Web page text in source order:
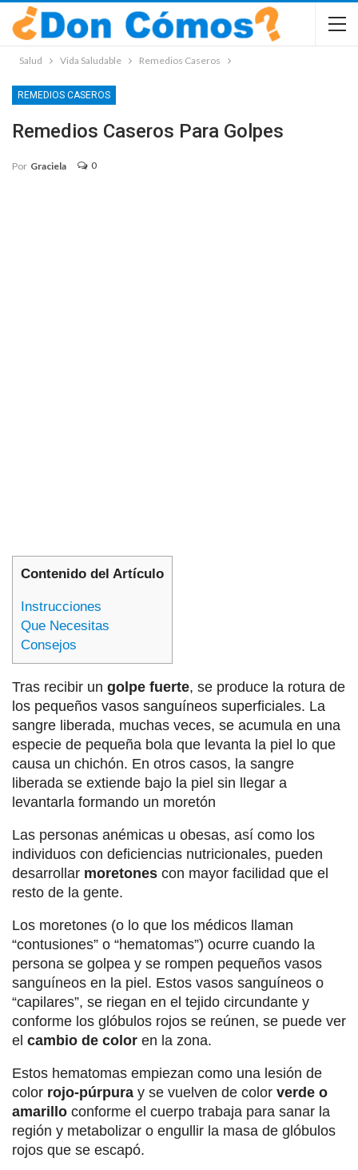
Salud Vida Saludable Remedios Caseros
REMEDIOS CASEROS
Remedios Caseros Para Golpes
Por Graciela 0
Contenido del Artículo
Instrucciones
Que Necesitas
Consejos
Tras recibir un golpe fuerte, se produce la rotura de
los pequeños vasos sanguíneos superficiales. La
sangre liberada, muchas veces, se acumula en una
especie de pequeña bola que levanta la piel lo que
causa un chichón. En otros casos, la sangre
liberada se extiende bajo la piel sin llegar a
levantarla formando un moretón
Las personas anémicas u obesas, así como los
individuos con deficiencias nutricionales, pueden
desarrollar moretones con mayor facilidad que el
resto de la gente.
Los moretones (o lo que los médicos llaman
“contusiones” o “hematomas”) ocurre cuando la
persona se golpea y se rompen pequeños vasos
sanguíneos en la piel. Estos vasos sanguíneos o
“capilares”, se riegan en el tejido circundante y
conforme los glóbulos rojos se reúnen, se puede ver
el cambio de color en la zona.
Estos hematomas empiezan como una lesión de
color rojo-púrpura y se vuelven de color verde o
amarillo conforme el cuerpo trabaja para sanar la
región y metabolizar o engullir la masa de glóbulos
rojos que se escapó.